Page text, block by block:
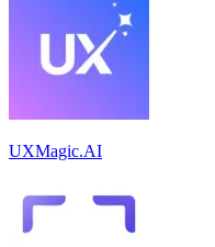
UXMagic.AI